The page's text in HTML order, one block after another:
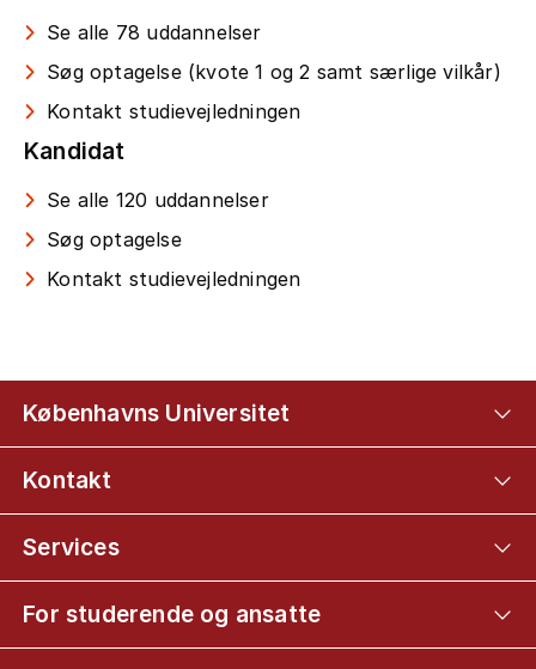
Se alle 78 uddannelser
Søg optagelse (kvote 1 og 2 samt særlige vilkår)
Kontakt studievejledningen
Kandidat
Se alle 120 uddannelser
Søg optagelse
Kontakt studievejledningen
Københavns Universitet
Kontakt
Services
For studerende og ansatte